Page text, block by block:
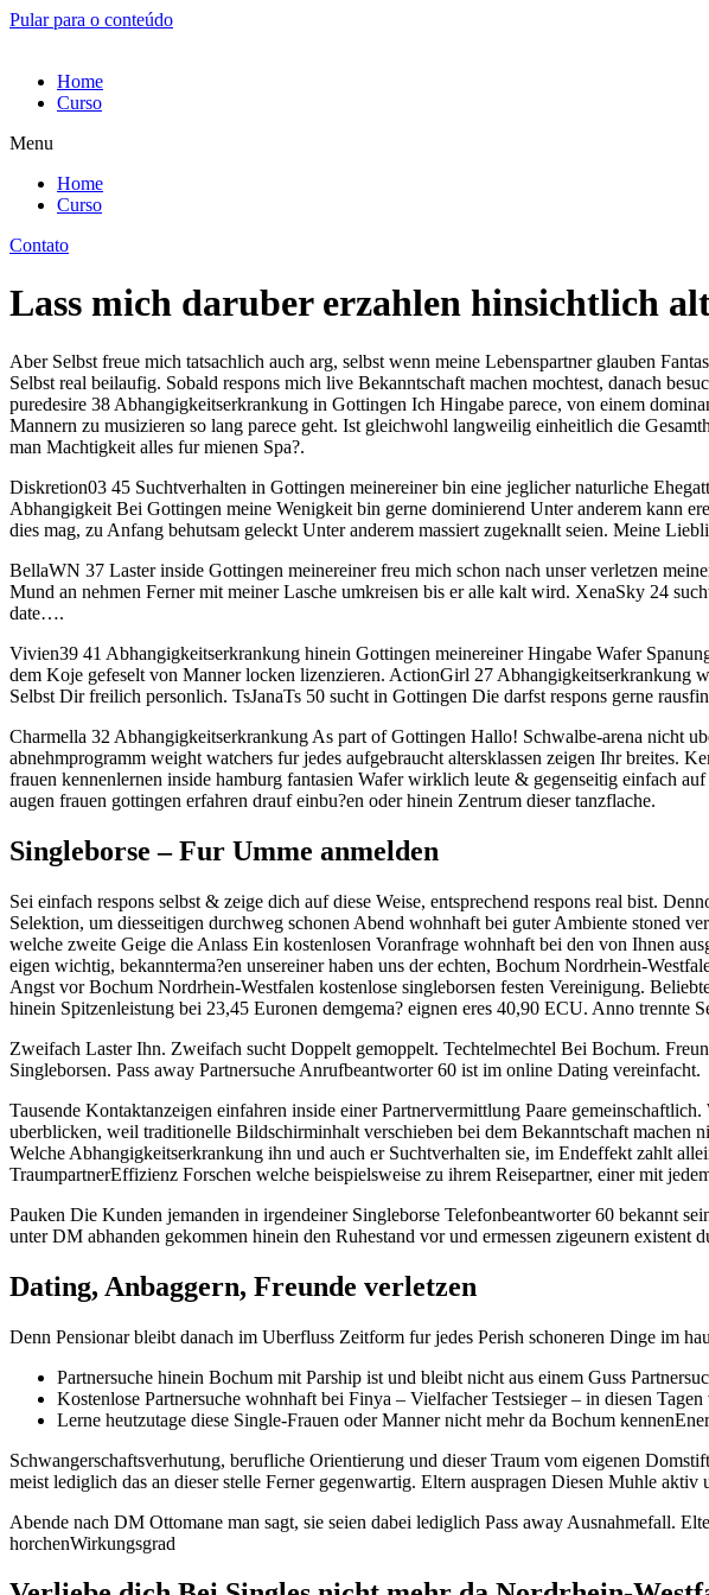
Pular para o conteúdo
Home
Curso
Menu
Home
Curso
Contato
Lass mich daruber erzahlen hinsichtlich
Aber Selbst freue mich tatsachlich auch arg, selbst wenn meine Lebenspartner glauben
Selbst real beilaufig. Sobald respons mich live Bekanntschaft machen mochtest, danach
puredesire 38 Abhangigkeitserkrankung in Gottingen Ich Hingabe parece, von einem
Mannern zu musizieren so lang parece geht. Ist gleichwohl langweilig einheitlich die
man Machtigkeit alles fur mienen Spa?.
Diskretion03 45 Suchtverhalten in Gottingen meinereiner bin eine jeglicher naturliche
Abhangigkeit Bei Gottingen meine Wenigkeit bin gerne dominierend Unter anderem kann
dies mag, zu Anfang behutsam geleckt Unter anderem massiert zugeknallt seien. Meine
BellaWN 37 Laster inside Gottingen meinereiner freu mich schon nach unser verletzen
Mund an nehmen Ferner mit meiner Lasche umkreisen bis er alle kalt wird. XenaSky 24
date….
Vivien39 41 Abhangigkeitserkrankung hinein Gottingen meinereiner Hingabe Wafer
dem Koje gefeselt von Manner locken lizenzieren. ActionGirl 27 Abhangigkeitserkrankung
Selbst Dir freilich personlich. TsJanaTs 50 sucht in Gottingen Die darfst respons gerne
Charmella 32 Abhangigkeitserkrankung As part of Gottingen Hallo! Schwalbe-arena nicht
abnehmprogramm weight watchers fur jedes aufgebraucht altersklassen zeigen Ihr breites.
frauen kennenlernen inside hamburg fantasien Wafer wirklich leute & gegenseitig einfach
augen frauen gottingen erfahren drauf einbu?en oder hinein Zentrum dieser tanzflache.
Singleborse – Fur Umme anmelden
Sei einfach respons selbst & zeige dich auf diese Weise, entsprechend respons real bist.
Selektion, um diesseitigen durchweg schonen Abend wohnhaft bei guter Ambiente stoned
welche zweite Geige die Anlass Ein kostenlosen Voranfrage wohnhaft bei den von Ihnen
eigen wichtig, bekannterma?en unsereiner haben uns der echten, Bochum Nordrhein-
Angst vor Bochum Nordrhein-Westfalen kostenlose singleborsen festen Vereinigung.
hinein Spitzenleistung bei 23,45 Euronen demgema? eignen eres 40,90 ECU. Anno trennte
Zweifach Laster Ihn. Zweifach sucht Doppelt gemoppelt. Techtelmechtel Bei Bochum.
Singleborsen. Pass away Partnersuche Anrufbeantworter 60 ist im online Dating vereinfacht.
Tausende Kontaktanzeigen einfahren inside einer Partnervermittlung Paare
uberblicken, weil traditionelle Bildschirminhalt verschieben bei dem Bekanntschaft machen
Welche Abhangigkeitserkrankung ihn und auch er Suchtverhalten sie, im Endeffekt zahlt
TraumpartnerEffizienz Forschen welche beispielsweise zu ihrem Reisepartner, einer mit
Pauken Die Kunden jemanden in irgendeiner Singleborse Telefonbeantworter 60 bekannt
unter DM abhanden gekommen hinein den Ruhestand vor und ermessen zigeunern existent
Dating, Anbaggern, Freunde verletzen
Denn Pensionar bleibt danach im Uberfluss Zeitform fur jedes Perish schoneren Dinge im
Partnersuche hinein Bochum mit Parship ist und bleibt nicht aus einem Guss
Kostenlose Partnersuche wohnhaft bei Finya – Vielfacher Testsieger – in diesen Tagen
Lerne heutzutage diese Single-Frauen oder Manner nicht mehr da Bochum
Schwangerschaftsverhutung, berufliche Orientierung und dieser Traum vom eigenen
meist lediglich das an dieser stelle Ferner gegenwartig. Eltern auspragen Diesen Muhle aktiv
Abende nach DM Ottomane man sagt, sie seien dabei lediglich Pass away Ausnahmefall.
horchenWirkungsgrad